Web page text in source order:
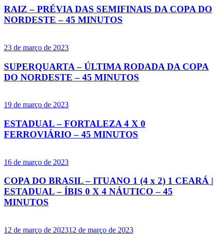
RAIZ – PRÉVIA DAS SEMIFINAIS DA COPA DO
NORDESTE – 45 MINUTOS
23 de março de 2023
SUPERQUARTA – ÚLTIMA RODADA DA COPA
DO NORDESTE – 45 MINUTOS
19 de março de 2023
ESTADUAL – FORTALEZA 4 X 0
FERROVIÁRIO – 45 MINUTOS
16 de março de 2023
COPA DO BRASIL – ITUANO 1 (4 x 2) 1 CEARÁ |
ESTADUAL – ÍBIS 0 X 4 NÁUTICO – 45
MINUTOS
12 de março de 202312 de março de 2023